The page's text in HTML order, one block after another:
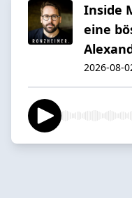
Inside
eine
2026-08-